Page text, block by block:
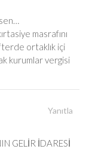
masrafını
ortaklık içi
kurumlar vergisi
GELİR İDARESİ
Yanıtla